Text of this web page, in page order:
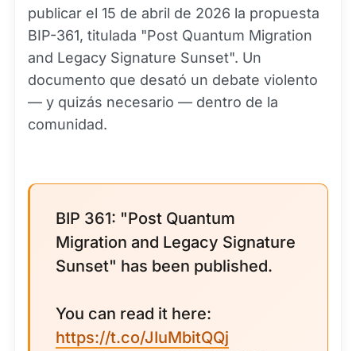
publicar el 15 de abril de 2026 la propuesta
BIP-361, titulada "Post Quantum Migration
and Legacy Signature Sunset". Un
documento que desató un debate violento
— y quizás necesario — dentro de la
comunidad.
BIP 361: "Post Quantum
Migration and Legacy Signature
Sunset" has been published.
You can read it here:
https://t.co/JIuMbitQQj